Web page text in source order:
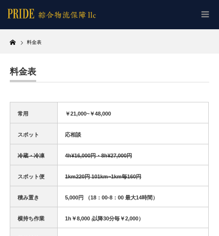
Home
料金表
料金表
常用 ￥21,000~￥48,000
スポット 応相談
冷蔵・冷凍 4h¥16,000円・8h¥27,000円
スポット便 1km220円 101km~1km毎160円
積み置き 5,000円 （18：00‐8：00 最大14時間）
横持ち作業 1h￥8,000 ₍以降30分毎￥2,000）